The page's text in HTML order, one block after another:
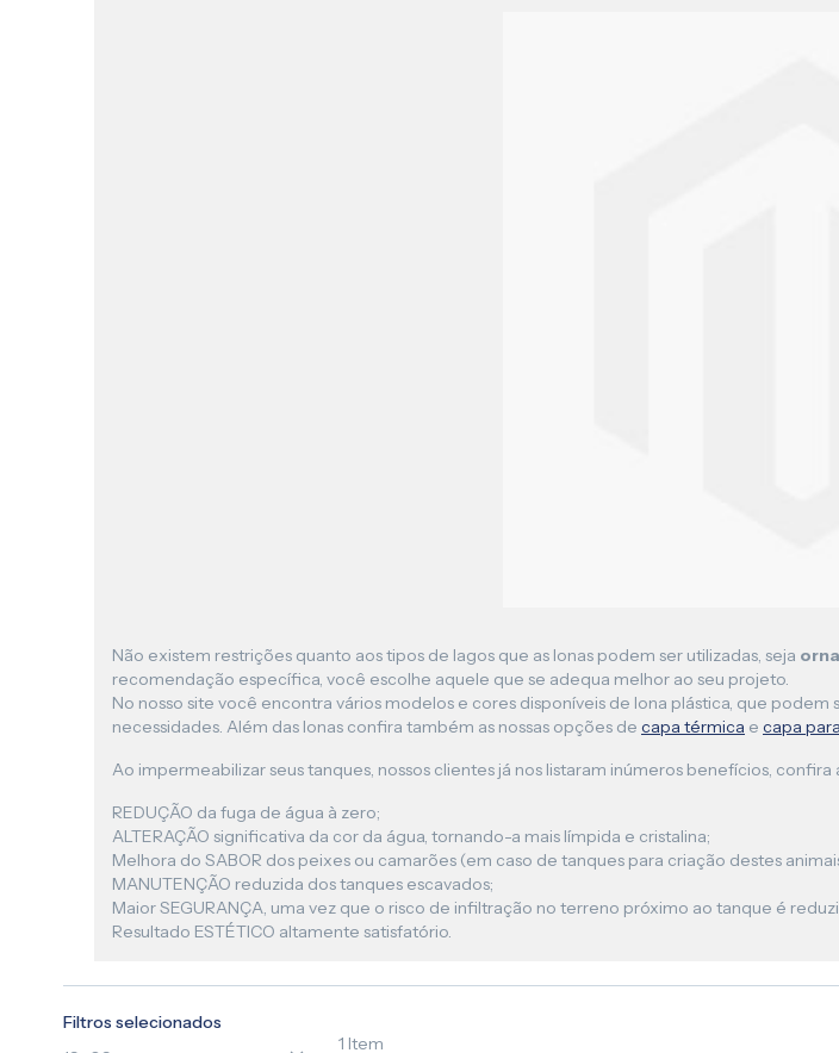
Não existem restrições quanto aos tipos de lagos que as lonas podem ser utilizadas, seja
recomendação específica, você escolhe aquele que se adequa melhor ao seu projeto.
No nosso site você encontra vários modelos e cores disponíveis de lona plástica, que
necessidades. Além das lonas confira também as nossas opções de capa térmica e capa
Ao impermeabilizar seus tanques, nossos clientes já nos listaram inúmeros benefícios, confira
REDUÇÃO da fuga de água à zero;
ALTERAÇÃO significativa da cor da água, tornando-a mais límpida e cristalina;
Melhora do SABOR dos peixes ou camarões (em caso de tanques para criação destes
MANUTENÇÃO reduzida dos tanques escavados;
Maior SEGURANÇA, uma vez que o risco de infiltração no terreno próximo ao tanque é
Resultado ESTÉTICO altamente satisfatório.
1 Item
Filtros selecionados